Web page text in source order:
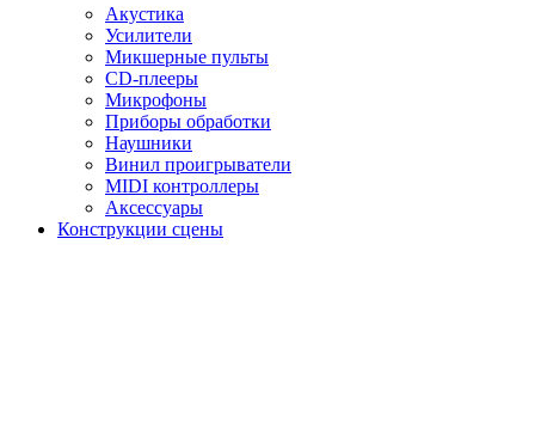
Акустика
Усилители
Микшерные пульты
CD-плееры
Микрофоны
Приборы обработки
Наушники
Винил проигрыватели
MIDI контроллеры
Аксессуары
Конструкции сцены